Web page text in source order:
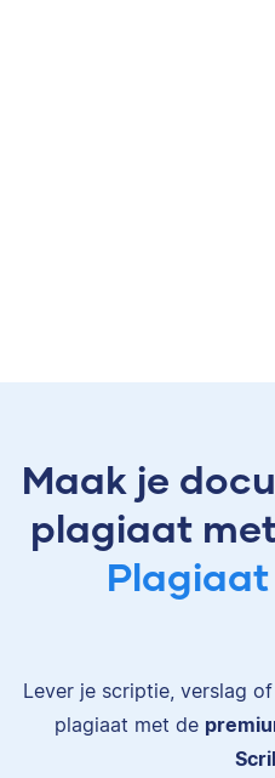
Maak je
plagiaat
Lever je scriptie, verslag
plagiaat met de